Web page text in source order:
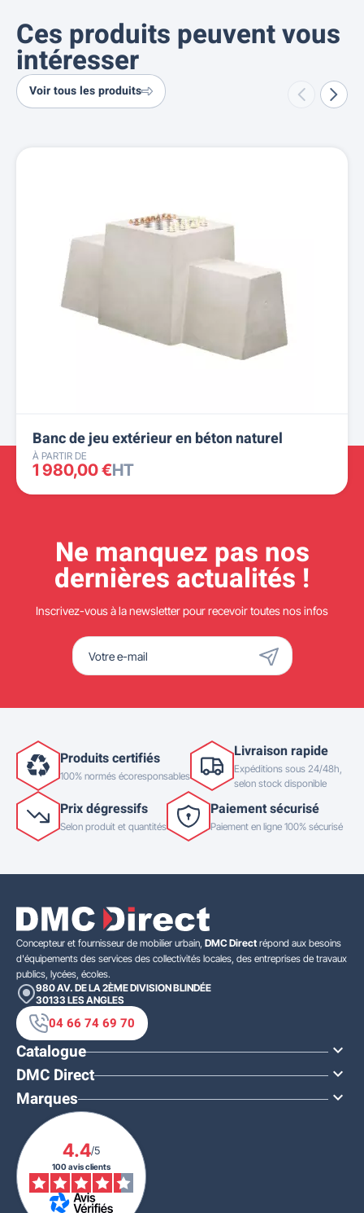
Ces produits peuvent vous
intéresser
Voir tous les produits
Banc de jeu extérieur en béton naturel
À PARTIR DE
1 980,00 €HT
Ne manquez pas nos
dernières actualités !
Inscrivez-vous à la newsletter pour recevoir toutes nos infos
Produits certifiés
100% normés écoresponsables
Livraison rapide
Expéditions sous 24/48h,
selon stock disponible
Prix dégressifs
Selon produit et quantités
Paiement sécurisé
Paiement en ligne 100% sécurisé
Concepteur et fournisseur de mobilier urbain, DMC Direct répond aux besoins
d'équipements des services des collectivités locales, des entreprises de travaux
publics, lycées, écoles.
980 AV. DE LA 2ÈME DIVISION BLINDÉE
30133 LES ANGLES
04 66 74 69 70
Catalogue 
DMC Direct 
Marques 
4.4/5
100 avis clients